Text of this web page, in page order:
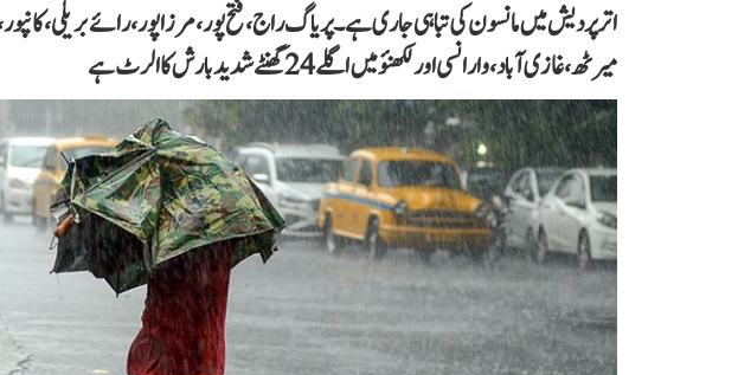
اتر پردیش میں مانسون کی تباہی جاری ہے۔ پریاگ راج، فتح پور، مرزا پور، رائے بریلی، کانپور،
میرٹھ، غازی آباد، وارانسی اور لکھنؤ میں اگلے 24 گھنٹے شدید بارش کا الرٹ ہے